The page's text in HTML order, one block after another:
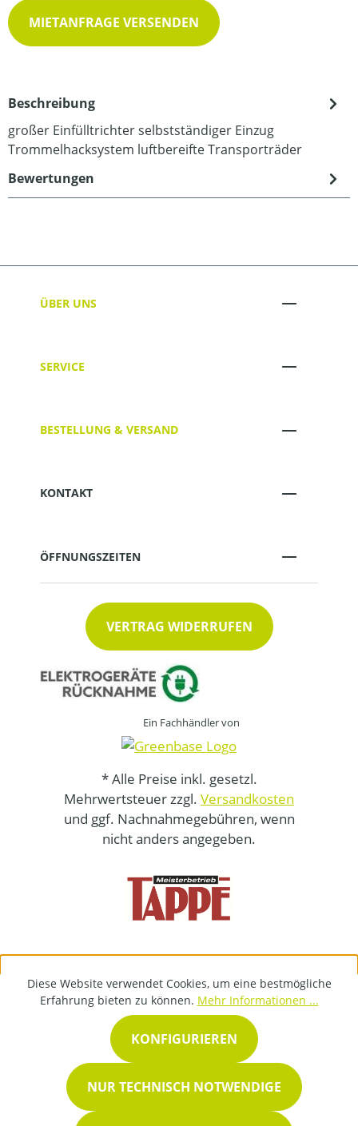
MIETANFRAGE VERSENDEN
Beschreibung
großer Einfülltrichter selbstständiger Einzug
Trommelhacksystem luftbereifte Transporträder
Bewertungen
ÜBER UNS
SERVICE
BESTELLUNG & VERSAND
KONTAKT
ÖFFNUNGSZEITEN
VERTRAG WIDERRUFEN
Ein Fachhändler von
* Alle Preise inkl. gesetzl.
Mehrwertsteuer zzgl. Versandkosten
und ggf. Nachnahmegebühren, wenn
nicht anders angegeben.
Diese Website verwendet Cookies, um eine bestmögliche
Erfahrung bieten zu können. Mehr Informationen ...
NUR TECHNISCH NOTWENDIGE
KONFIGURIEREN